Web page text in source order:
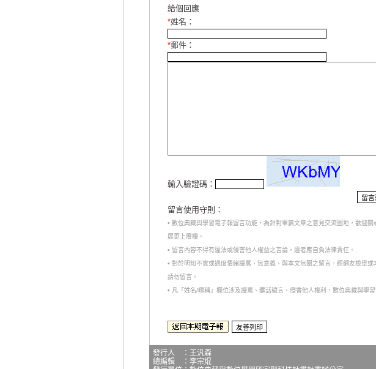
給個回應
*姓名：
*郵件：
輸入驗證碼：
留言使用守則：
• 數位典藏與學習電子報留言功能，為針對單篇文章之意見交流園地，歡迎
展更上層樓。
• 留言內容不得有違法或侵害他人權益之言論，違者應自負法律責任。
• 對於明知不實或過度情緒謾罵、無意義、與本文無關之留言，經網友檢舉
請勿留言。
• 凡「姓名/暱稱」欄位涉及謾罵、髒話穢言、侵害他人權利，數位典藏與學
發行人 ：王汎森
總編輯 ：李宗焜